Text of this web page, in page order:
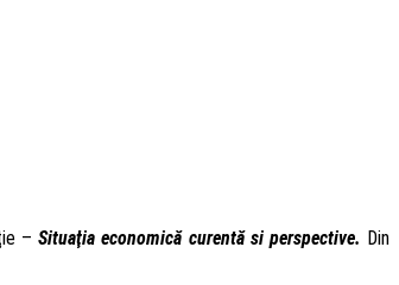
–Situaţia economică curentă si perspective. Din